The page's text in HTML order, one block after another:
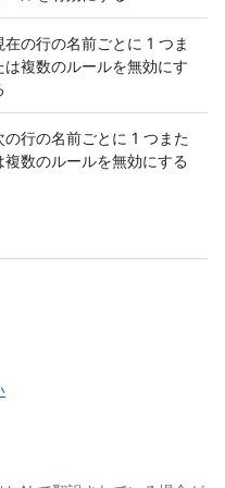
在の行の名前ごとに 1 つま
は複数のルールを無効にす
の行の名前ごとに 1 つまた
複数のルールを無効にする